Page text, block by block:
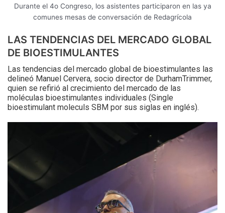
Durante el 4o Congreso, los asistentes participaron en las ya
comunes mesas de conversación de Redagrícola
LAS TENDENCIAS DEL MERCADO GLOBAL
DE BIOESTIMULANTES
Las tendencias del mercado global de bioestimulantes las
delineó Manuel Cervera, socio director de DurhamTrimmer,
quien se refirió al crecimiento del mercado de las
moléculas bioestimulantes individuales (Single
bioestimulant moleculs SBM por sus siglas en inglés).